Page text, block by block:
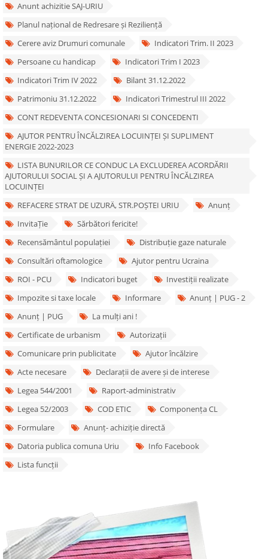
Anunt achizitie SAJ-URIU
Planul național de Redresare și Reziliență
Cerere aviz Drumuri comunale
Indicatori Trim. II 2023
Persoane cu handicap
Indicatori Trim I 2023
Indicatori Trim IV 2022
Bilant 31.12.2022
Patrimoniu 31.12.2022
Indicatori Trimestrul III 2022
CONT REDEVENTA CONCESIONARI SI CONCEDENTI
AJUTOR PENTRU ÎNCĂLZIREA LOCUINȚEI ȘI SUPLIMENT
ENERGIE 2022-2023
LISTA BUNURILOR CE CONDUC LA EXCLUDEREA ACORDĂRII
AJUTORULUI SOCIAL ȘI A AJUTORULUI PENTRU ÎNCĂLZIREA
LOCUINȚEI
REFACERE STRAT DE UZURÄ‚ STR.POȘTEI URIU
Anunț
InvitaȚie
Sărbători fericite!
Recensământul populației
Distribuție gaze naturale
Consultări oftamologice
Ajutor pentru Ucraina
ROI - PCU
Indicatori buget
Investiții realizate
Impozite si taxe locale
Informare
Anunț | PUG - 2
Anunț | PUG
La mulți ani !
Certificate de urbanism
Autorizații
Comunicare prin publicitate
Ajutor încălzire
Acte necesare
Declarații de avere și de interese
Legea 544/2001
Raport-administrativ
Legea 52/2003
COD ETIC
Componența CL
Formulare
Anunț- achiziție directă
Datoria publica comuna Uriu
Info Facebook
Lista funcții